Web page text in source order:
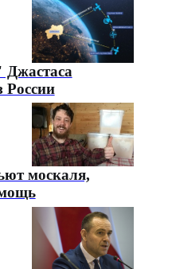
Джастаса
России
москаля,